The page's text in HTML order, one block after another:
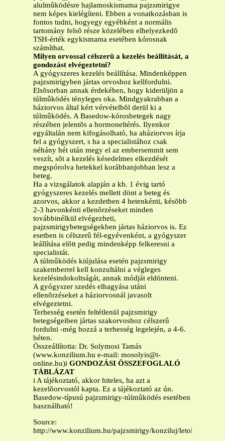
alulmûködésre hajlamoskismama pajzsmirigye
nem képes kielégíteni. Ebben a vonatkozásban is
fontos tudni, hogyegy egyébként a normális
tartomány felsõ része közelében elhelyezkedõ
TSH-érték egykismama esetében kórosnak
számíthat.
Milyen orvossal célszerû a kezelés beállítását, a
gondozást elvégeztetni?
A gyógyszeres kezelés beállítása. Mindenképpen
pajzsmirigyben jártas orvoshoz kellfordulni.
Elsõsorban annak érdekében, hogy kiderüljön a
túlmûködés tényleges oka. Mindgyakrabban a
háziorvos által kért vérvételbõl derül ki a
túlmûködés. A Basedow-kórosbetegek nagy
részében jelentõs a hormoneltérés. Ilyenkor
egyáltalán nem kifogásolható, ha aháziorvos írja
fel a gyógyszert, s ha a specialistához csak
néhány hét után megy el az embersemmit sem
veszít, sõt a kezelés késedelmes elkezdését
megspórolva hetekkel korábbanjobban lesz a
beteg.
Ha a vizsgálatok alapján a kb. 1 évig tartó
gyógyszeres kezelés mellett dönt a beteg és
azorvos, akkor a kezdetben 4 hetenkénti, késõbb
2-3 havonkénti ellenõrzéseket minden
továbbinélkül elvégezheti,
pajzsmirigybetegségekben jártas háziorvos is. Ez
esetben is célszerû fél-egyévenként, a gyógyszer
leállítása elõtt pedig mindenképp felkeresni a
specialistát.
A túlmûködés kiújulása esetén pajzsmirigy
szakemberrel kell konzultálni a végleges
kezelésindokoltságát, annak módját eldönteni.
A gyógyszer szedés elhagyása utáni
ellenõrzéseket a háziorvosnál javasolt
elvégeztetni.
Terhesség esetén feltétlenül pajzsmirigy
betegségeiben jártas szakorvoshoz célszerû
fordulni -még hozzá a terhesség legelején, a 4-6.
héten.
Összeállította: Dr. Solymosi Tamás
(www.konzilium.hu e-mail: mosolyis@t-
online.hu)i GONDOZÁSI ÖSSZEFOGLALÓ
TÁBLÁZAT
i A tájékoztató, akkor hiteles, ha azt a
kezelõorvostól kapta. Ez a tájékoztató az ún.
Basedow-típusú pajzsmirigy-túlmûködés esetében
használható!
Source:
http://www.konzilium.hu/pajzsmirigy/konziluj/letolt/